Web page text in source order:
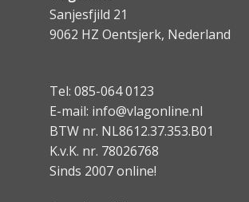
Sanjesfjild 21
9062 HZ Oentsjerk, Nederland
Tel: 085-064 0123
E-mail: info@vlagonline.nl
BTW nr. NL8612.37.353.B01
K.v.K. nr. 78026768
Sinds 2007 online!